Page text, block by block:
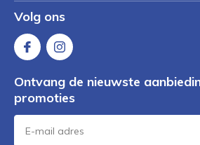
Volg ons
Ontvang de nieuwste
promoties